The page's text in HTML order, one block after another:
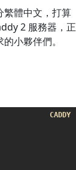
繁體中文，打算
2 服務器，正
小夥伴們。
入路徑